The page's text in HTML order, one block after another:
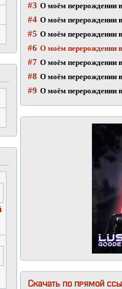
#3 О моём перерождении
#4 О моём перерождении
#5 О моём перерождении
#6 О моём перерождении
#7 О моём перерождении
#8 О моём перерождении
#9 О моём перерождении
Скачать по прямой